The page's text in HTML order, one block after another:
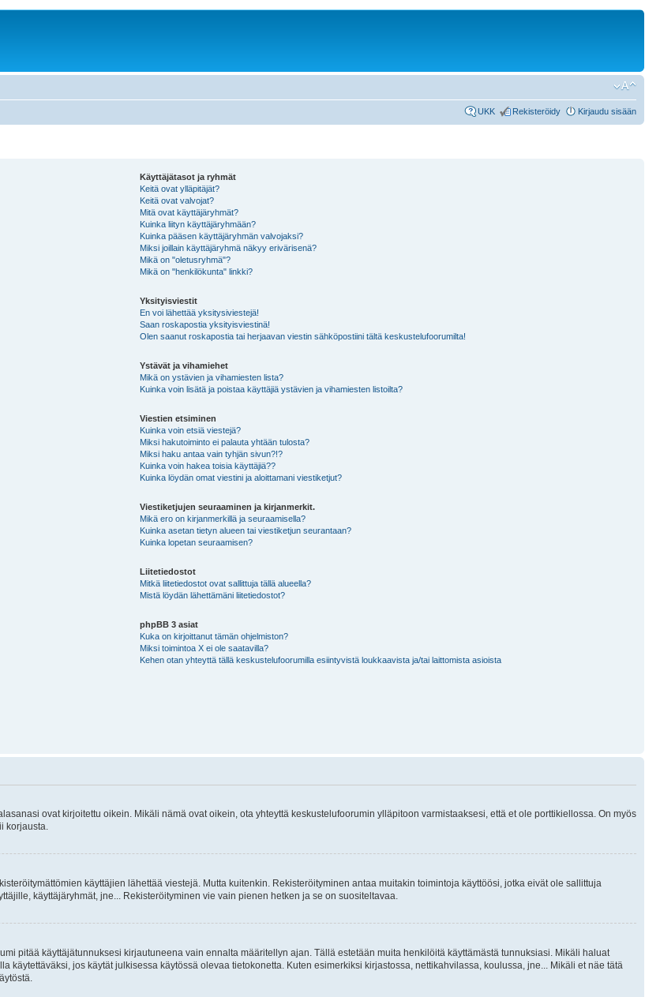
UKK Rekisteröidy Kirjaudu sisään
Käyttäjätasot ja ryhmät
Keitä ovat ylläpitäjät?
Keitä ovat valvojat?
Mitä ovat käyttäjäryhmät?
Kuinka liityn käyttäjäryhmään?
Kuinka pääsen käyttäjäryhmän valvojaksi?
Miksi joillain käyttäjäryhmä näkyy erivärisenä?
Mikä on "oletusryhmä"?
Mikä on "henkilökunta" linkki?
Yksityisviestit
En voi lähettää yksitysiviestejä!
Saan roskapostia yksityisviestinä!
Olen saanut roskapostia tai herjaavan viestin sähköpostiini tältä keskustelufoorumilta!
Ystävät ja vihamiehet
Mikä on ystävien ja vihamiesten lista?
Kuinka voin lisätä ja poistaa käyttäjiä ystävien ja vihamiesten listoilta?
Viestien etsiminen
Kuinka voin etsiä viestejä?
Miksi hakutoiminto ei palauta yhtään tulosta?
Miksi haku antaa vain tyhjän sivun?!?
Kuinka voin hakea toisia käyttäjiä??
Kuinka löydän omat viestini ja aloittamani viestiketjut?
Viestiketjujen seuraaminen ja kirjanmerkit.
Mikä ero on kirjanmerkillä ja seuraamisella?
Kuinka asetan tietyn alueen tai viestiketjun seurantaan?
Kuinka lopetan seuraamisen?
Liitetiedostot
Mitkä liitetiedostot ovat sallittuja tällä alueella?
Mistä löydän lähettämäni liitetiedostot?
phpBB 3 asiat
Kuka on kirjoittanut tämän ohjelmiston?
Miksi toimintoa X ei ole saatavilla?
Kehen otan yhteyttä tällä keskustelufoorumilla esiintyvistä loukkaavista ja/tai laittomista asioista
ovat kirjoitettu oikein. Mikäli nämä ovat oikein, ota yhteyttä keskustelufoorumin ylläpitoon varmistaaksesi, että et ole porttikiellossa. On myös
korjausta.
käyttäjien lähettää viestejä. Mutta kuitenkin. Rekisteröityminen antaa muitakin toimintoja käyttöösi, jotka eivät ole sallittuja
käyttäjäryhmät, jne... Rekisteröityminen vie vain pienen hetken ja se on suositeltavaa.
pitää käyttäjätunnuksesi kirjautuneena vain ennalta määritellyn ajan. Tällä estetään muita henkilöitä käyttämästä tunnuksiasi. Mikäli haluat
jos käytät julkisessa käytössä olevaa tietokonetta. Kuten esimerkiksi kirjastossa, nettikahvilassa, koulussa, jne... Mikäli et näe tätä